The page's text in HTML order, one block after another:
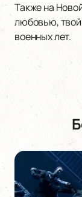
Также на
любовью,
военных лет.